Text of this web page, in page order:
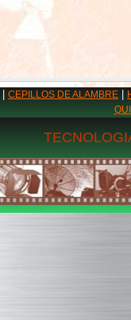
CEPILLOS DE ALAMBRE